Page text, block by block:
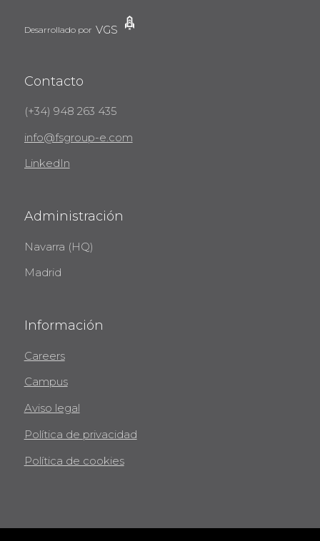
Desarrollado por VGS
Contacto
(+34) 948 263 435
info@fsgroup-e.com
LinkedIn
Administración
Navarra (HQ)
Madrid
Información
Careers
Campus
Aviso legal
Política de privacidad
Política de cookies